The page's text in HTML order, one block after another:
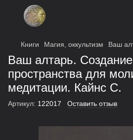
Книги Магия, оккультизм Ваш
Ваш алтарь.
пространства для
медитации. Кайнс С.
Артикул: 122017 Оставить отзыв